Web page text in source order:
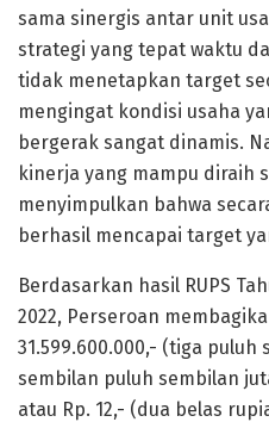
sama sinergis antar unit
strategi yang tepat waktu
tidak menetapkan target
mengingat kondisi usaha
bergerak sangat dinamis.
kinerja yang mampu diraih
menyimpulkan bahwa
berhasil mencapai target
Berdasarkan hasil RUPS
2022, Perseroan
31.599.600.000,- (tiga puluh
sembilan puluh sembilan
atau Rp. 12,- (dua belas